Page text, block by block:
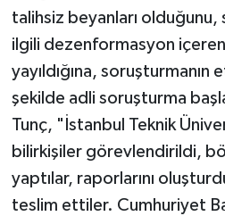
talihsiz beyanları
ilgili dezenformasyon
yayıldığına, soruşturmanın
şekilde adli soruşturma
Tunç, "İstanbul Teknik
bilirkişiler görevlendirildi,
yaptılar, raporlarını
teslim ettiler. Cumhuriyet